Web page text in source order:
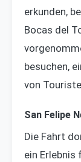
erkunden,
Bocas del
besuchen,
von
San Felipe
Die Fahrt
ein Erlebnis